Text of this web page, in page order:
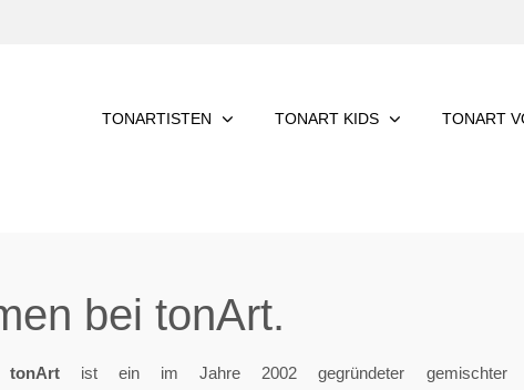
TONARTISTEN TONART KIDS TONART
bei tonArt.
tonArt ist ein im Jahre 2002 gegründeter gemischter